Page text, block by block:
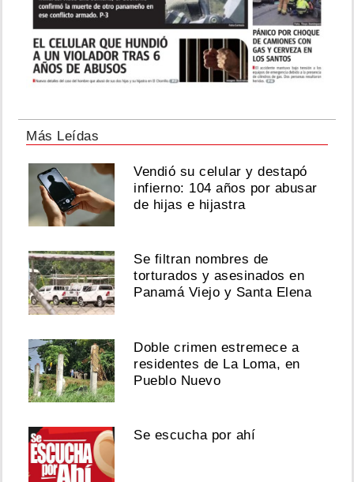
Más Leídas
Vendió su celular y destapó
infierno: 104 años por abusar
de hijas e hijastra
Se filtran nombres de
torturados y asesinados en
Panamá Viejo y Santa Elena
Doble crimen estremece a
residentes de La Loma, en
Pueblo Nuevo
Se escucha por ahí